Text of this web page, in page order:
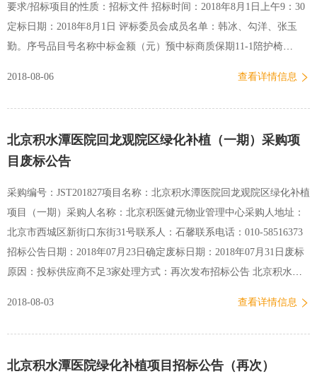
要求/招标项目的性质：招标文件 招标时间：2018年8月1日上午9：30
定标日期：2018年8月1日 评标委员会成员名单：韩冰、勾洋、张玉
勤。序号品目号名称中标金额（元）预中标商质保期11-1陪护椅
21,355.00 中纺国际服装有限公司一年3-2枕芯3-3被套3-4枕套3-5 床笠
医院 资产管理处 2018年8月1日
2018-08-06 查看详情信息
北京积水潭医院回龙观院区绿化补植（一期）采购项
目废标公告
采购编号：JST201827项目名称：北京积水潭医院回龙观院区绿化补植
项目（一期）采购人名称：北京积医健元物业管理中心采购人地址：
北京市西城区新街口东街31号联系人：石馨联系电话：010-58516373
招标公告日期：2018年07月23日确定废标日期：2018年07月31日废标
原因：投标供应商不足3家处理方式：再次发布招标公告 北京积水潭
2018-08-03
查看详情信息
北京积水潭医院绿化补植项目招标公告（再次）